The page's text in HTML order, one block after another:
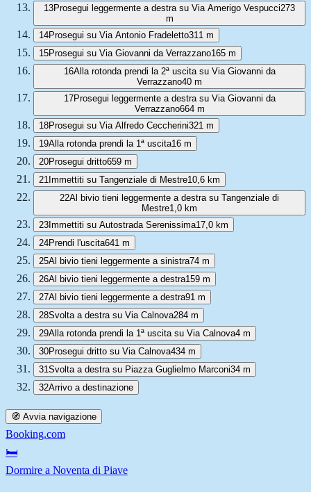
13Prosegui leggermente a destra su Via Amerigo Vespucci273
m
14Prosegui su Via Antonio Fradeletto311 m
15Prosegui su Via Giovanni da Verrazzano165 m
16Alla rotonda prendi la 2ª uscita su Via Giovanni da
Verrazzano40 m
17Prosegui leggermente a destra su Via Giovanni da
Verrazzano664 m
18Prosegui su Via Alfredo Ceccherini321 m
19Alla rotonda prendi la 1ª uscita16 m
20Prosegui dritto659 m
21 Immettiti su Tangenziale di Mestre10,6 km
22Al bivio tieni leggermente a destra su Tangenziale di
Mestre1,0 km
23Immettiti su Autostrada Serenissima17,0 km
24Prendi l'uscita641 m
25Al bivio tieni leggermente a sinistra74 m
26Al bivio tieni leggermente a destra159 m
27Al bivio tieni leggermente a destra91 m
28Svolta a destra su Via Calnova284 m
29Alla rotonda prendi la 1ª uscita su Via Calnova4 m
30Prosegui dritto su Via Calnova434 m
31Svolta a destra su Piazza Guglielmo Marconi34 m
32Arrivo a destinazione
🧭 Avvia navigazione
Booking.com
🛏️
Dormire a Noventa di Piave